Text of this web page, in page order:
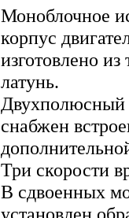
Моноблочное
корпус
изготовлено
латунь.
Двухполюсный
снабжен
Три скорости
В сдвоенных
установлен